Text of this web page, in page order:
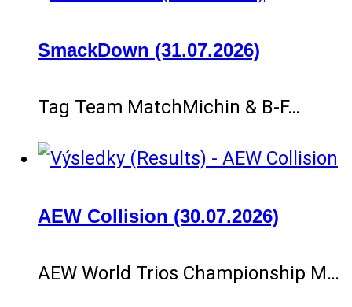
SmackDown (31.07.2026)
Tag Team MatchMichin & B-F…
AEW Collision (30.07.2026)
AEW World Trios Championship M…